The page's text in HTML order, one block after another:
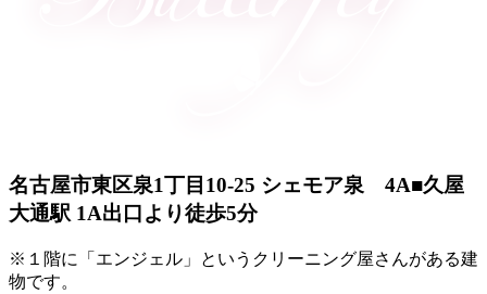
名古屋市東区泉1丁目10-25 シェモア泉 4A■久屋
大通駅 1A出口より徒歩5分
※１階に「エンジェル」というクリーニング屋さんがある建
物です。